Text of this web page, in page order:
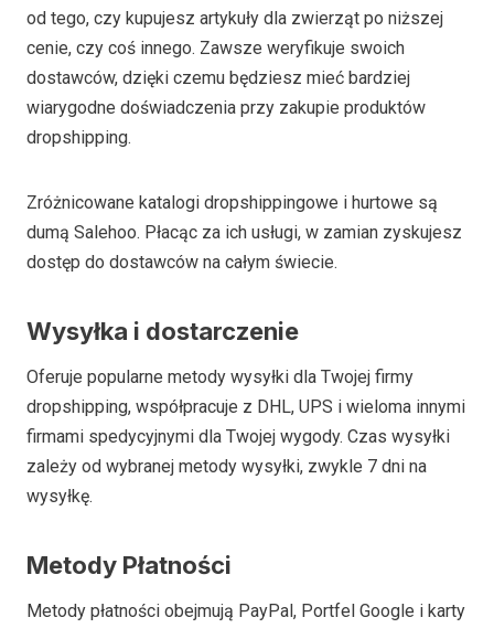
od tego, czy kupujesz artykuły dla zwierząt po niższej
cenie, czy coś innego. Zawsze weryfikuje swoich
dostawców, dzięki czemu będziesz mieć bardziej
wiarygodne doświadczenia przy zakupie produktów
dropshipping.
Zróżnicowane katalogi dropshippingowe i hurtowe są
dumą Salehoo. Płacąc za ich usługi, w zamian zyskujesz
dostęp do dostawców na całym świecie.
Wysyłka i dostarczenie
Oferuje popularne metody wysyłki dla Twojej firmy
dropshipping, współpracuje z DHL, UPS i wieloma innymi
firmami spedycyjnymi dla Twojej wygody. Czas wysyłki
zależy od wybranej metody wysyłki, zwykle 7 dni na
wysyłkę.
Metody Płatności
Metody płatności obejmują PayPal, Portfel Google i karty